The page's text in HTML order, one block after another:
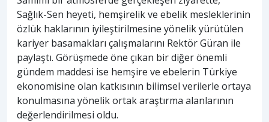
Sağlık-Sen heyeti, hemşirelik ve ebelik mesleklerinin
özlük haklarının iyileştirilmesine yönelik yürütülen
kariyer basamakları çalışmalarını Rektör Güran ile
paylaştı. Görüşmede öne çıkan bir diğer önemli
gündem maddesi ise hemşire ve ebelerin Türkiye
ekonomisine olan katkısının bilimsel verilerle ortaya
konulmasına yönelik ortak araştırma alanlarının
değerlendirilmesi oldu.